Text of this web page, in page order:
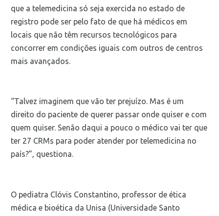
que a telemedicina só seja exercida no estado de
registro pode ser pelo fato de que há médicos em
locais que não têm recursos tecnológicos para
concorrer em condições iguais com outros de centros
mais avançados.
“Talvez imaginem que vão ter prejuízo. Mas é um
direito do paciente de querer passar onde quiser e com
quem quiser. Senão daqui a pouco o médico vai ter que
ter 27 CRMs para poder atender por telemedicina no
país?”, questiona.
O pediatra Clóvis Constantino, professor de ética
médica e bioética da Unisa (Universidade Santo